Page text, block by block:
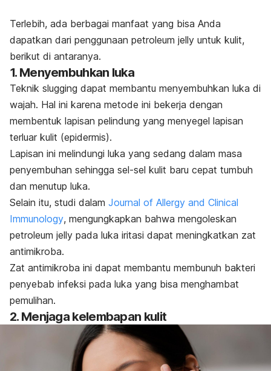
Terlebih, ada berbagai manfaat yang bisa Anda
dapatkan dari penggunaan petroleum jelly untuk kulit,
berikut di antaranya.
1. Menyembuhkan luka
Teknik slugging dapat membantu menyembuhkan luka di
wajah. Hal ini karena metode ini bekerja dengan
membentuk lapisan pelindung yang menyegel lapisan
terluar kulit (epidermis).
Lapisan ini melindungi luka yang sedang dalam masa
penyembuhan sehingga sel-sel kulit baru cepat tumbuh
dan menutup luka.
Selain itu, studi dalam Journal of Allergy and Clinical
Immunology, mengungkapkan bahwa mengoleskan
petroleum jelly pada luka iritasi dapat meningkatkan zat
antimikroba.
Zat antimikroba ini dapat membantu membunuh bakteri
penyebab infeksi pada luka yang bisa menghambat
pemulihan.
2. Menjaga kelembapan kulit